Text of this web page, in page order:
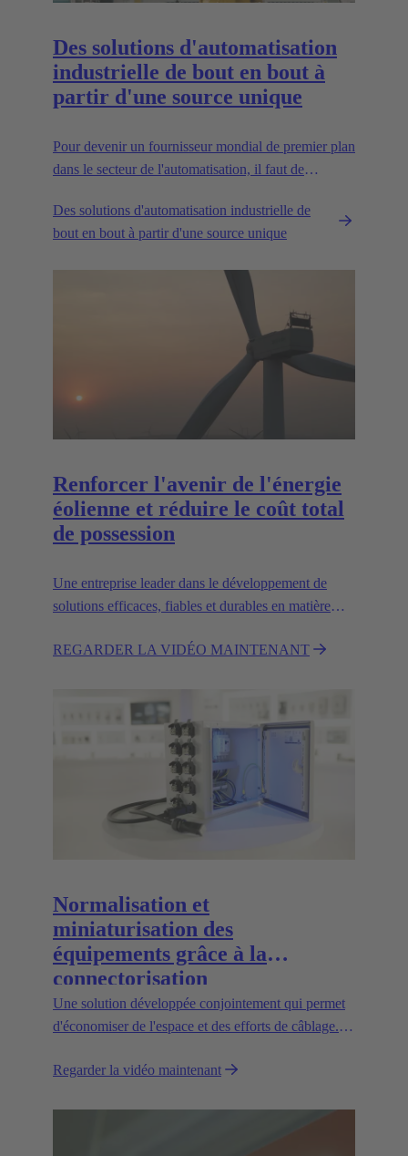
Des solutions d'automatisation
industrielle de bout en bout à
partir d'une source unique
Pour devenir un fournisseur mondial de premier plan
dans le secteur de l'automatisation, il faut de
partenariats de longue date. C'est ce que représente
Wipro PARI.
Des solutions d'automatisation industrielle de
bout en bout à partir d'une source unique
Renforcer l'avenir de l'énergie
éolienne et réduire le coût total
de possession
Une entreprise leader dans le développement de
solutions efficaces, fiables et durables en matière
REGARDER LA VIDÉO MAINTENANT
Normalisation et
miniaturisation des
équipements grâce à la
connectorisation
Une solution développée conjointement qui permet
d'économiser de l'espace et des efforts de câblage. Il
pour les appareils et un respect de l'environnement.
Regarder la vidéo maintenant